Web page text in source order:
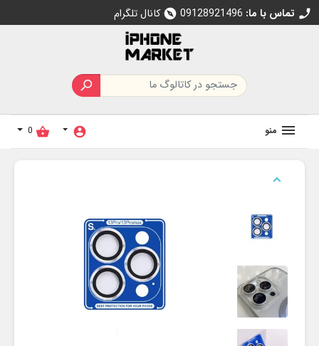
call تماس با ما: 09128921496
explore کانال تلگرام

منو account_circle
shopping_basket
0
